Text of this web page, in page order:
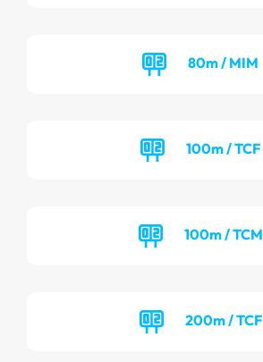
80m / MIM
100m / TCF
100m / TCM
200m / TCF